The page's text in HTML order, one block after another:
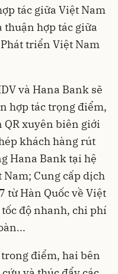
tác giữa Việt Nam
thuận hợp tác giữa
triển Việt Nam
và Hana Bank sẽ
hợp tác trọng điểm,
QR xuyên biên giới
khách hàng rút
Hana Bank tại hệ
Cung cấp dịch
từ Hàn Quốc về Việt
độ nhanh, chi phí
điểm, hai bên